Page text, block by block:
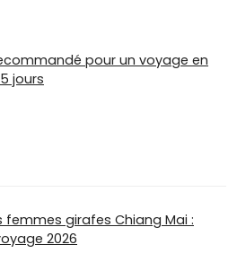
pour un voyage en
jours
femmes girafes Chiang Mai :
2026